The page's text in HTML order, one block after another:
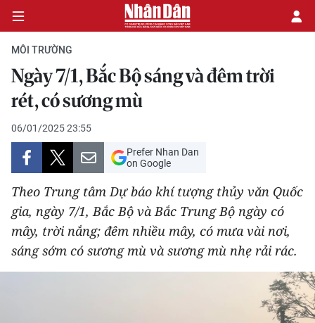
CHÍNH TRỊ
KINH TẾ
VĂN HÓA
XÃ HỘI
PHÁP LUẬT
MÔI TRƯỜNG
Ngày 7/1, Bắc Bộ sáng và đêm trời
rét, có sương mù
06/01/2025 23:55
Prefer Nhan Dan
on Google
Theo Trung tâm Dự báo khí tượng thủy văn Quốc
gia, ngày 7/1, Bắc Bộ và Bắc Trung Bộ ngày có
mây, trời nắng; đêm nhiều mây, có mưa vài nơi,
sáng sớm có sương mù và sương mù nhẹ rải rác.